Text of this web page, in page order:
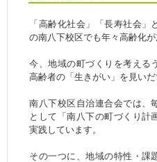
「高齢化社会」「長寿社会
の南八下校区でも年々高齢化
今、地域の町づくりを考える
高齢者の「生きがい」を見い
南八下校区自治連合会では、
として「南八下の町づくり計
実践しています。
その一つに、地域の特性・課